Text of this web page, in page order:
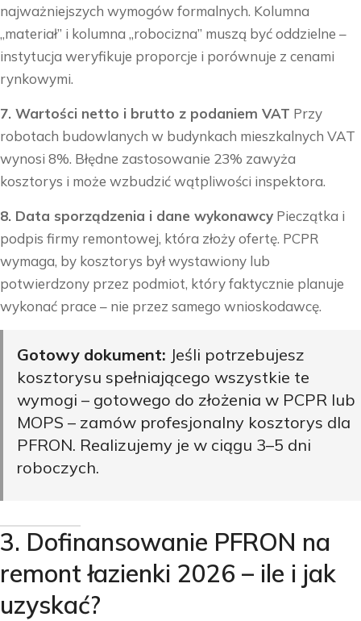
najważniejszych wymogów formalnych. Kolumna
„materiał” i kolumna „robocizna” muszą być oddzielne –
instytucja weryfikuje proporcje i porównuje z cenami
rynkowymi.
7. Wartości netto i brutto z podaniem VAT Przy
robotach budowlanych w budynkach mieszkalnych VAT
wynosi 8%. Błędne zastosowanie 23% zawyża
kosztorys i może wzbudzić wątpliwości inspektora.
8. Data sporządzenia i dane wykonawcy Pieczątka i
podpis firmy remontowej, która złoży ofertę. PCPR
wymaga, by kosztorys był wystawiony lub
potwierdzony przez podmiot, który faktycznie planuje
wykonać prace – nie przez samego wnioskodawcę.
Gotowy dokument: Jeśli potrzebujesz
kosztorysu spełniającego wszystkie te
wymogi – gotowego do złożenia w PCPR lub
MOPS – zamów profesjonalny kosztorys dla
PFRON. Realizujemy je w ciągu 3–5 dni
roboczych.
3. Dofinansowanie PFRON na
remont łazienki 2026 – ile i jak
uzyskać?